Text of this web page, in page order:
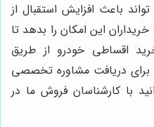
باعث افزایش استقبال از
این امکان را بدهد تا
اقساطی خودرو از طریق
برای دریافت مشاوره تخصصی
با کارشناسان فروش ما در